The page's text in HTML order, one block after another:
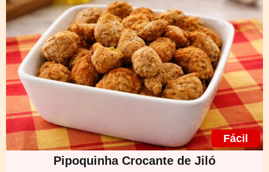
Fácil
Pipoquinha Crocante de Jiló